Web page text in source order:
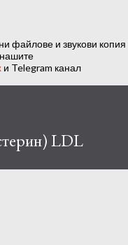
matrix)
файлове и звукови копия
и Telegram канал
LDL